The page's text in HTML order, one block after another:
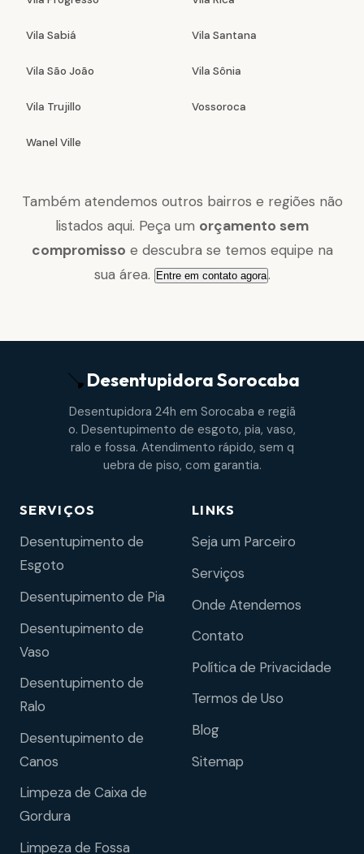
Vila Sabiá Vila Santana
Vila São João Vila Sônia
Vila Trujillo Vossoroca
Wanel Ville
Também atendemos outros bairros e regiões não
listados aqui. Peça um orçamento sem
compromisso e descubra se temos equipe na
sua área. Entre em contato agora.
DesentupidoraSorocaba
Desentupidora 24h em Sorocaba e regiã
o. Desentupimento de esgoto, pia, vaso,
ralo e fossa. Atendimento rápido, sem q
uebra de piso, com garantia.
SERVIÇOS
Desentupimento de
Esgoto
Desentupimento de Pia
Desentupimento de
Vaso
Desentupimento de
Ralo
Desentupimento de
Canos
Limpeza de Caixa de
Gordura
Limpeza de Fossa
LINKS
Seja um Parceiro
Serviços
Onde Atendemos
Contato
Política de Privacidade
Termos de Uso
Blog
Sitemap